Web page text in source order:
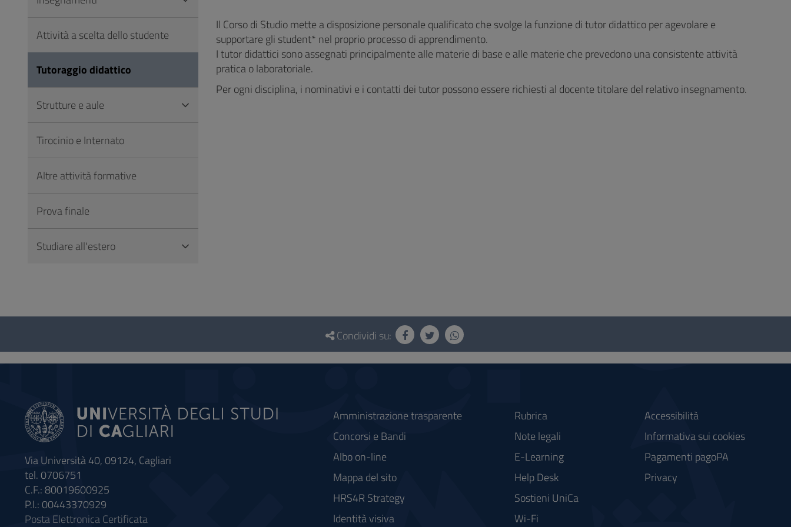
Footer
Il Corso di Studio mette a disposizione personale qualificato che svolge la funzione di tutor didattico per agevolare e
supportare gli student* nel proprio processo di apprendimento.
I tutor didattici sono assegnati principalmente alle materie di base e alle materie che prevedono una consistente attività
pratica o laboratoriale.
Per ogni disciplina, i nominativi e i contatti dei tutor possono essere richiesti al docente titolare del relativo insegnamento.
Attività a scelta dello studente
Tutoraggio didattico
Strutture e aule
Tirocinio e Internato
Altre attività formative
Prova finale
Studiare all'estero
Questionario
social
Condividi su:
Via Università 40, 09124, Cagliari
tel. 0706751
C.F.: 80019600925
P.I.: 00443370929
Posta Elettronica Certificata
Amministrazione trasparente
Concorsi e Bandi
Albo on-line
Mappa del sito
HRS4R Strategy
Identità visiva
Rubrica
Note legali
E-Learning
Help Desk
Sostieni UniCa
Wi-Fi
Accessibilità
Informativa sui cookies
Pagamenti pagoPA
Privacy